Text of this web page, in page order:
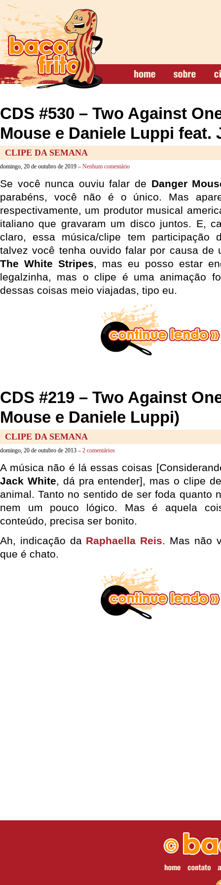
CDS #530 – Two Against
Mouse e Daniele Luppi feat.
CLIPE DA SEMANA
domingo, 20 de outubro de 2019 – Nenhum comentário
Se você nunca ouviu falar de Danger
parabéns, você não é o único. Mas
respectivamente, um produtor musical
italiano que gravaram um disco juntos. E,
claro, essa música/clipe tem participação
talvez você tenha ouvido falar por causa de
The White Stripes, mas eu posso estar
legalzinha, mas o clipe é uma animação
dessas coisas meio viajadas, tipo eu.
CDS #219 – Two Against
Mouse e Daniele Luppi)
CLIPE DA SEMANA
domingo, 20 de outubro de 2013 – 2 comentários
A música não é lá essas coisas
Jack White, dá pra entender], mas o clipe
animal. Tanto no sentido de ser foda quanto
nem um pouco lógico. Mas é aquela
conteúdo, precisa ser bonito.
Ah, indicação da Raphaella Reis. Mas não
que é chato.